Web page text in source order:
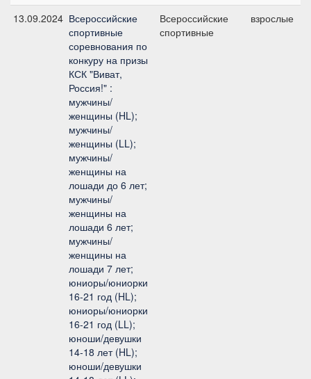
13.09.2024 Всероссийские
спортивные
соревнования по
конкуру на призы
КСК "Виват,
Россия!" :
мужчины/
женщины (HL);
мужчины/
женщины (LL);
мужчины/
женщины на
лошади до 6 лет;
мужчины/
женщины на
лошади 6 лет;
мужчины/
женщины на
лошади 7 лет;
юниоры/юниорки
16-21 год (HL);
юниоры/юниорки
16-21 год (LL);
юноши/девушки
14-18 лет (HL);
юноши/девушки
Всероссийские
спортивные
взрослые